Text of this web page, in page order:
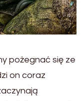
pożegnać się ze
on coraz